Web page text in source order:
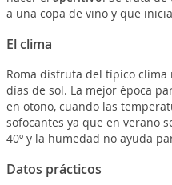
a una copa de vino y que
El clima
Roma disfruta del típico
días de sol. La mejor época
en otoño, cuando las
sofocantes ya que en verano
40º y la humedad no ayuda
Datos prácticos